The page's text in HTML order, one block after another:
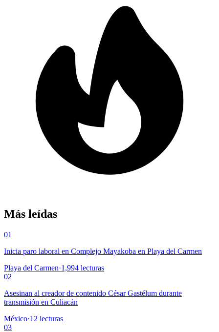
Más leídas
01
Inicia paro laboral en Complejo Mayakoba en Playa del Carmen
Playa del Carmen·1,994 lecturas
02
Asesinan al creador de contenido César Gastélum durante
transmisión en Culiacán
México·12 lecturas
03